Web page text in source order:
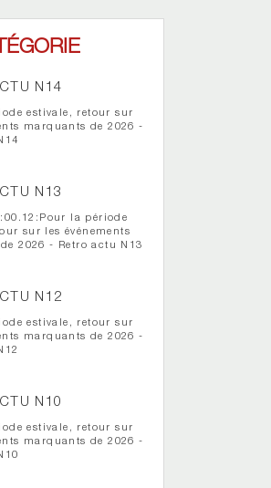
N14
estivale, retour sur
marquants de 2026 -
N13
la période
sur les événements
2026 - Retro actu N13
N12
estivale, retour sur
marquants de 2026 -
N10
estivale, retour sur
marquants de 2026 -